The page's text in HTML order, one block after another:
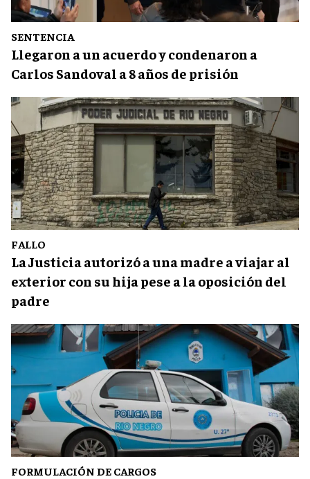
SENTENCIA
Llegaron a un acuerdo y condenaron a
Carlos Sandoval a 8 años de prisión
FALLO
La Justicia autorizó a una madre a viajar al
exterior con su hija pese a la oposición del
padre
FORMULACIÓN DE CARGOS